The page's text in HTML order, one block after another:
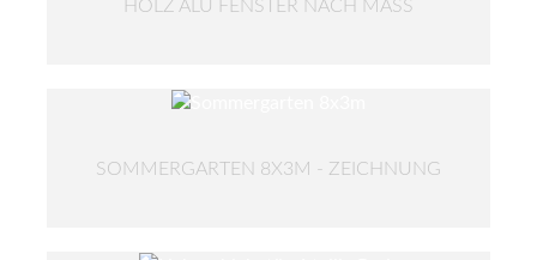
HOLZ ALU FENSTER NACH MASS
SOMMERGARTEN 8X3M - ZEICHNUNG